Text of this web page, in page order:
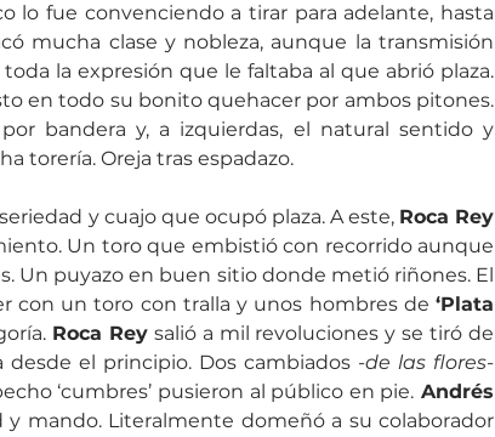
lo fue convenciendo a tirar para adelante, hasta
mucha clase y nobleza, aunque la transmisión
en todo su bonito quehacer por ambos pitones.
bandera y, a izquierdas, el natural sentido y
torería. Oreja tras espadazo.
seriedad y cuajo que ocupó plaza. A este, Roca Rey
Un toro que embistió con recorrido aunque
Un puyazo en buen sitio donde metió riñones. El
con un toro con tralla y unos hombres de ‘Plata
Roca Rey salió a mil revoluciones y se tiró de
el principio. Dos cambiados -de las flores-
‘cumbres’ pusieron al público en pie. Andrés
mando. Literalmente domeñó a su colaborador